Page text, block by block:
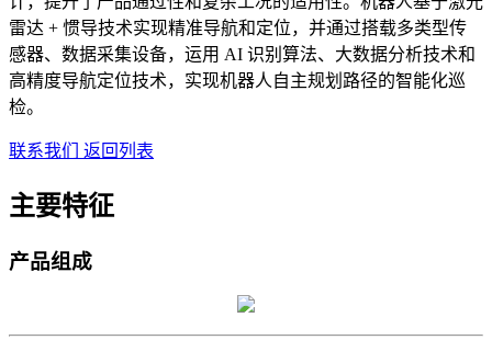
雷达 + 惯导技术实现精准导航和定位，并通过搭载多类型传
感器、数据采集设备，运用 AI 识别算法、大数据分析技术和
高精度导航定位技术，实现机器人自主规划路径的智能化巡
检。
联系我们 返回列表
主要特征
产品组成